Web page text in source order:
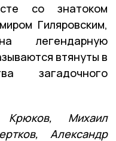
со знатоком
Гиляровским,
легендарную
втянуты в
загадочного
Крюков, Михаил
Александр